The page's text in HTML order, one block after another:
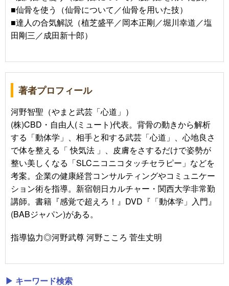
■仙骨を使う（仙骨について／仙骨を用いた技）
■達人の合気解説（植芝盛平／岡本正剛／堀川幸道／塩
田剛三／成田新十郎）
著者プロフィール
河野智聖（やまと武芸「心道」）
(株)CBD・自由人(ミュート)代表。背骨の動きから解析
する「動体学」、相手と和する武芸「心道」、心地良さ
で体を整える「 快気法 」、皮膚をさするだけで姿勢が
整い美しくなる「SLCニコニコタッチセラピー」などを
考案。企業の健康経営コンサルティングやコミュニケー
ション術を指導。新宿朝日カルチャー・関西大学非常勤
講師。書籍『感覚で超えろ！』DVD『「動体学」入門』
(BABジャパン)がある。
指導協力◎河野武尊 河野こころ 菅生丈明
▶ キーワード検索